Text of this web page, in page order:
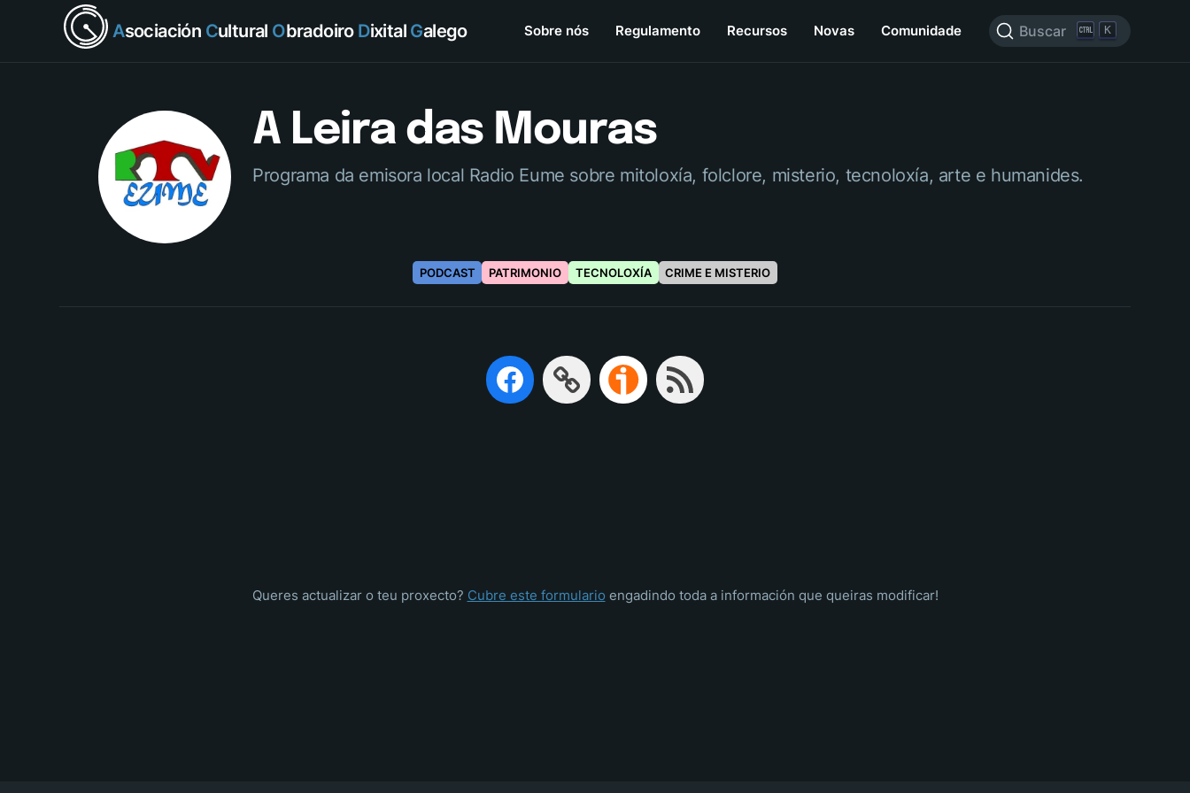
Asociación Cultural Obradoiro Dixital Galego Sobre nós Regulamento Recursos Novas Comunidade Buscar K
A Leira das Mouras
Programa da emisora local Radio Eume sobre mitoloxía, folclore, misterio, tecnoloxía, arte e humanides.
PODCAST PATRIMONIO TECNOLOXÍA CRIME E MISTERIO
Queres actualizar o teu proxecto? Cubre este formulario engadindo toda a información que queiras modificar!